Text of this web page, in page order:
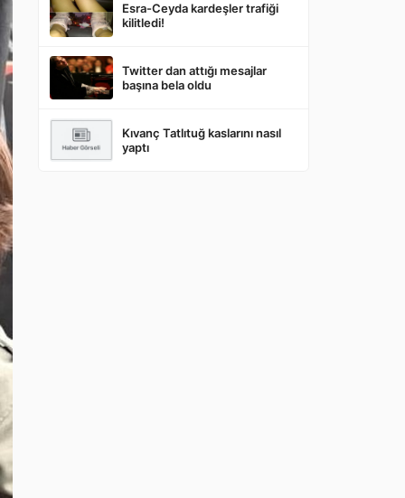
Esra-Ceyda kardeşler trafiği
kilitledi!
Twitter dan attığı mesajlar
başına bela oldu
Kıvanç Tatlıtuğ kaslarını nasıl
yaptı